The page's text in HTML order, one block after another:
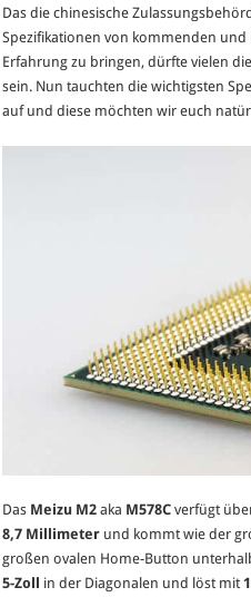
Das die chinesische
Spezifikationen von kommenden
Erfahrung zu bringen, dürfte vielen
sein. Nun tauchten die wichtigsten
auf und diese möchten wir euch
Das Meizu M2 aka M578C verfügt
8,7 Millimeter und kommt wie der
großen ovalen Home-Button
5-Zoll in der Diagonalen und löst mit